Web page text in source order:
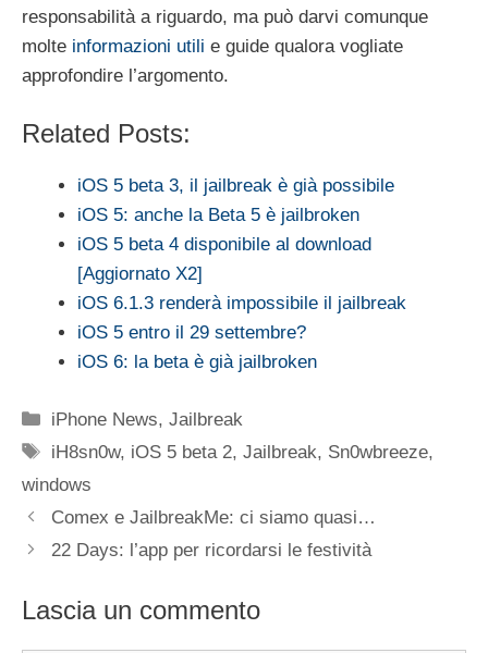
responsabilità a riguardo, ma può darvi comunque
molte informazioni utili e guide qualora vogliate
approfondire l’argomento.
Related Posts:
iOS 5 beta 3, il jailbreak è già possibile
iOS 5: anche la Beta 5 è jailbroken
iOS 5 beta 4 disponibile al download
[Aggiornato X2]
iOS 6.1.3 renderà impossibile il jailbreak
iOS 5 entro il 29 settembre?
iOS 6: la beta è già jailbroken
Categorie
iPhone News,Jailbreak
Tag
iH8sn0w, iOS 5 beta 2,Jailbreak, Sn0wbreeze,
windows
Comex e JailbreakMe: ci siamo quasi…
22 Days: l’app per ricordarsi le festività
Lascia un commento